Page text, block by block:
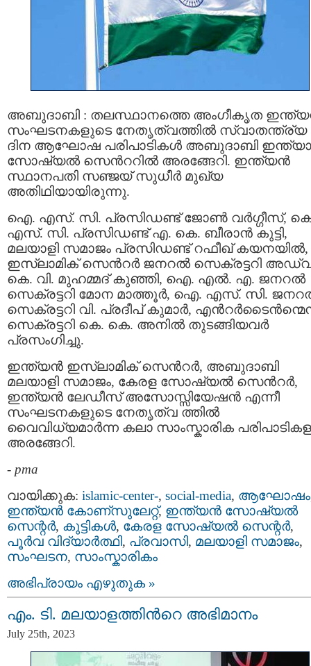
അബുദാബി : തലസ്ഥാനത്തെ അംഗീകൃത
സംഘടനകളുടെ നേതൃത്വത്തിൽ സ്വാതന്ത്ര്യ
ദിന ആഘോഷ പരിപാടികള്‍ അബുദാബി ഇന്ത്യാ
സോഷ്യല്‍ സെന്‍ററില്‍ അരങ്ങേറി. ഇന്ത്യൻ
സ്ഥാനപതി സഞ്ജയ് സുധീർ മുഖ്യ
അതിഥിയായിരുന്നു.
ഐ. എസ്‌. സി. പ്രസിഡണ്ട് ജോൺ വർഗ്ഗീസ്,
എസ്. സി. പ്രസിഡണ്ട് എ. കെ. ബീരാൻ കുട്ടി,
മലയാളി സമാജം പ്രസിഡണ്ട് റഫീഖ് കയനയിൽ,
ഇസ്‌ലാമിക് സെന്‍റർ ജനറൽ സെക്രട്ടറി
കെ. വി. മുഹമ്മദ് കുഞ്ഞി, ഐ. എല്‍. എ. ജനറൽ
സെക്രട്ടറി മോന മാത്തൂർ, ഐ. എസ്. സി.
സെക്രട്ടറി വി. പ്രദീപ് കുമാർ,
സെക്രട്ടറി കെ. കെ. അനിൽ തുടങ്ങിയവര്‍
പ്രസംഗിച്ചു.
ഇന്ത്യൻ ഇസ്ലാമിക് സെന്‍റര്‍, അബുദാബി
മലയാളി സമാജം, കേരള സോഷ്യൽ സെന്‍റർ,
ഇന്ത്യൻ ലേഡീസ് അസോസ്സിയേഷൻ എന്നീ
സംഘടനകളുടെ നേതൃത്വ ത്തില്‍
വൈവിധ്യമാര്‍ന്ന കലാ സാംസ്കാരിക
അരങ്ങേറി.
- pma
വായിക്കുക: islamic-center-, social-media, ആഘോഷം
ഇന്ത്യന്‍ കോണ്സുലേറ്റ്, ഇന്ത്യന്‍ സോഷ്യല്‍
സെന്റര്‍, കുട്ടികള്‍, കേരള സോഷ്യല്‍ സെന്റര്‍,
പൂര്‍വ വിദ്യാര്‍ത്ഥി, പ്രവാസി, മലയാളി സമാജം,
സംഘടന, സാംസ്കാരികം
അഭിപ്രായം എഴുതുക »
എം. ടി. മലയാളത്തിന്‍റെ അഭിമാനം
July 25th, 2023